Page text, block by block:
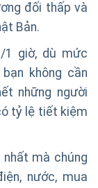
đối thấp và
Bản.
1 giờ, dù mức
không cần
những người
tỷ lệ tiết kiệm
nhất mà chúng
nước, mua